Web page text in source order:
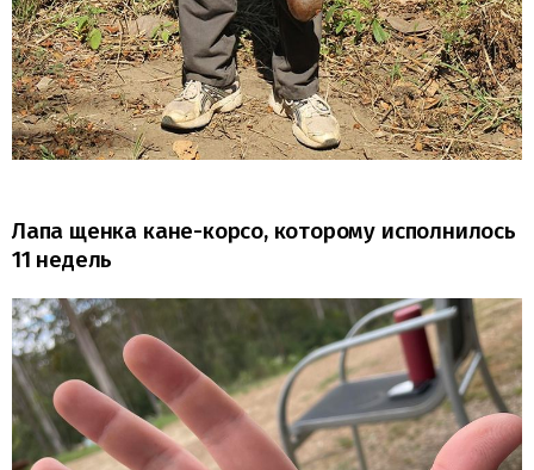
Лапа щенка кане-корсо, которому исполнилось
11 недель